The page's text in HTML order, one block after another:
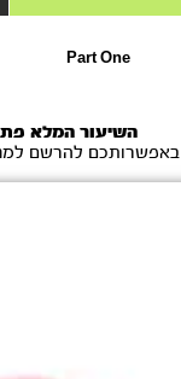
Part One
השיעור המלא
באפשרותכם להרשם